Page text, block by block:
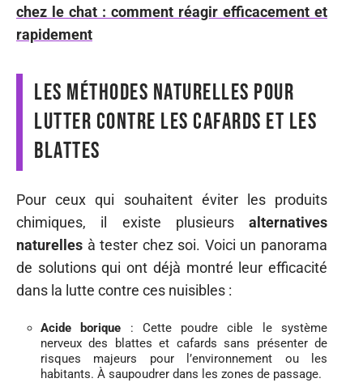
chez le chat : comment réagir efficacement et
rapidement
Les méthodes naturelles pour
lutter contre les cafards et les
blattes
Pour ceux qui souhaitent éviter les produits
chimiques, il existe plusieurs alternatives
naturelles à tester chez soi. Voici un panorama
de solutions qui ont déjà montré leur efficacité
dans la lutte contre ces nuisibles :
Acide borique : Cette poudre cible le système
nerveux des blattes et cafards sans présenter de
risques majeurs pour l’environnement ou les
habitants. À saupoudrer dans les zones de passage.